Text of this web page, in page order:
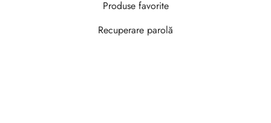
Produse favorite
Recuperare parolă